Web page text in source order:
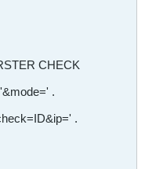
CHECK
.
.